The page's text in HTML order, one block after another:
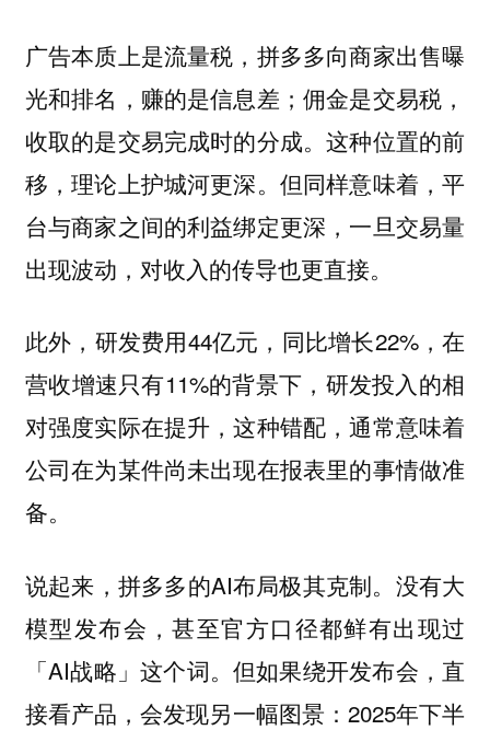
广告本质上是流量税，拼多多向商家出售曝
光和排名，赚的是信息差；佣金是交易税，
收取的是交易完成时的分成。这种位置的前
移，理论上护城河更深。但同样意味着，平
台与商家之间的利益绑定更深，一旦交易量
出现波动，对收入的传导也更直接。
此外，研发费用44亿元，同比增长22%，在
营收增速只有11%的背景下，研发投入的相
对强度实际在提升，这种错配，通常意味着
公司在为某件尚未出现在报表里的事情做准
备。
说起来，拼多多的AI布局极其克制。没有大
模型发布会，甚至官方口径都鲜有出现过
「AI战略」这个词。但如果绕开发布会，直
接看产品，会发现另一幅图景：2025年下半